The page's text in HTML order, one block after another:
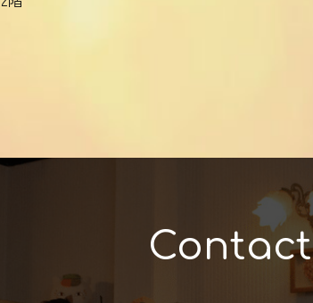
Contact